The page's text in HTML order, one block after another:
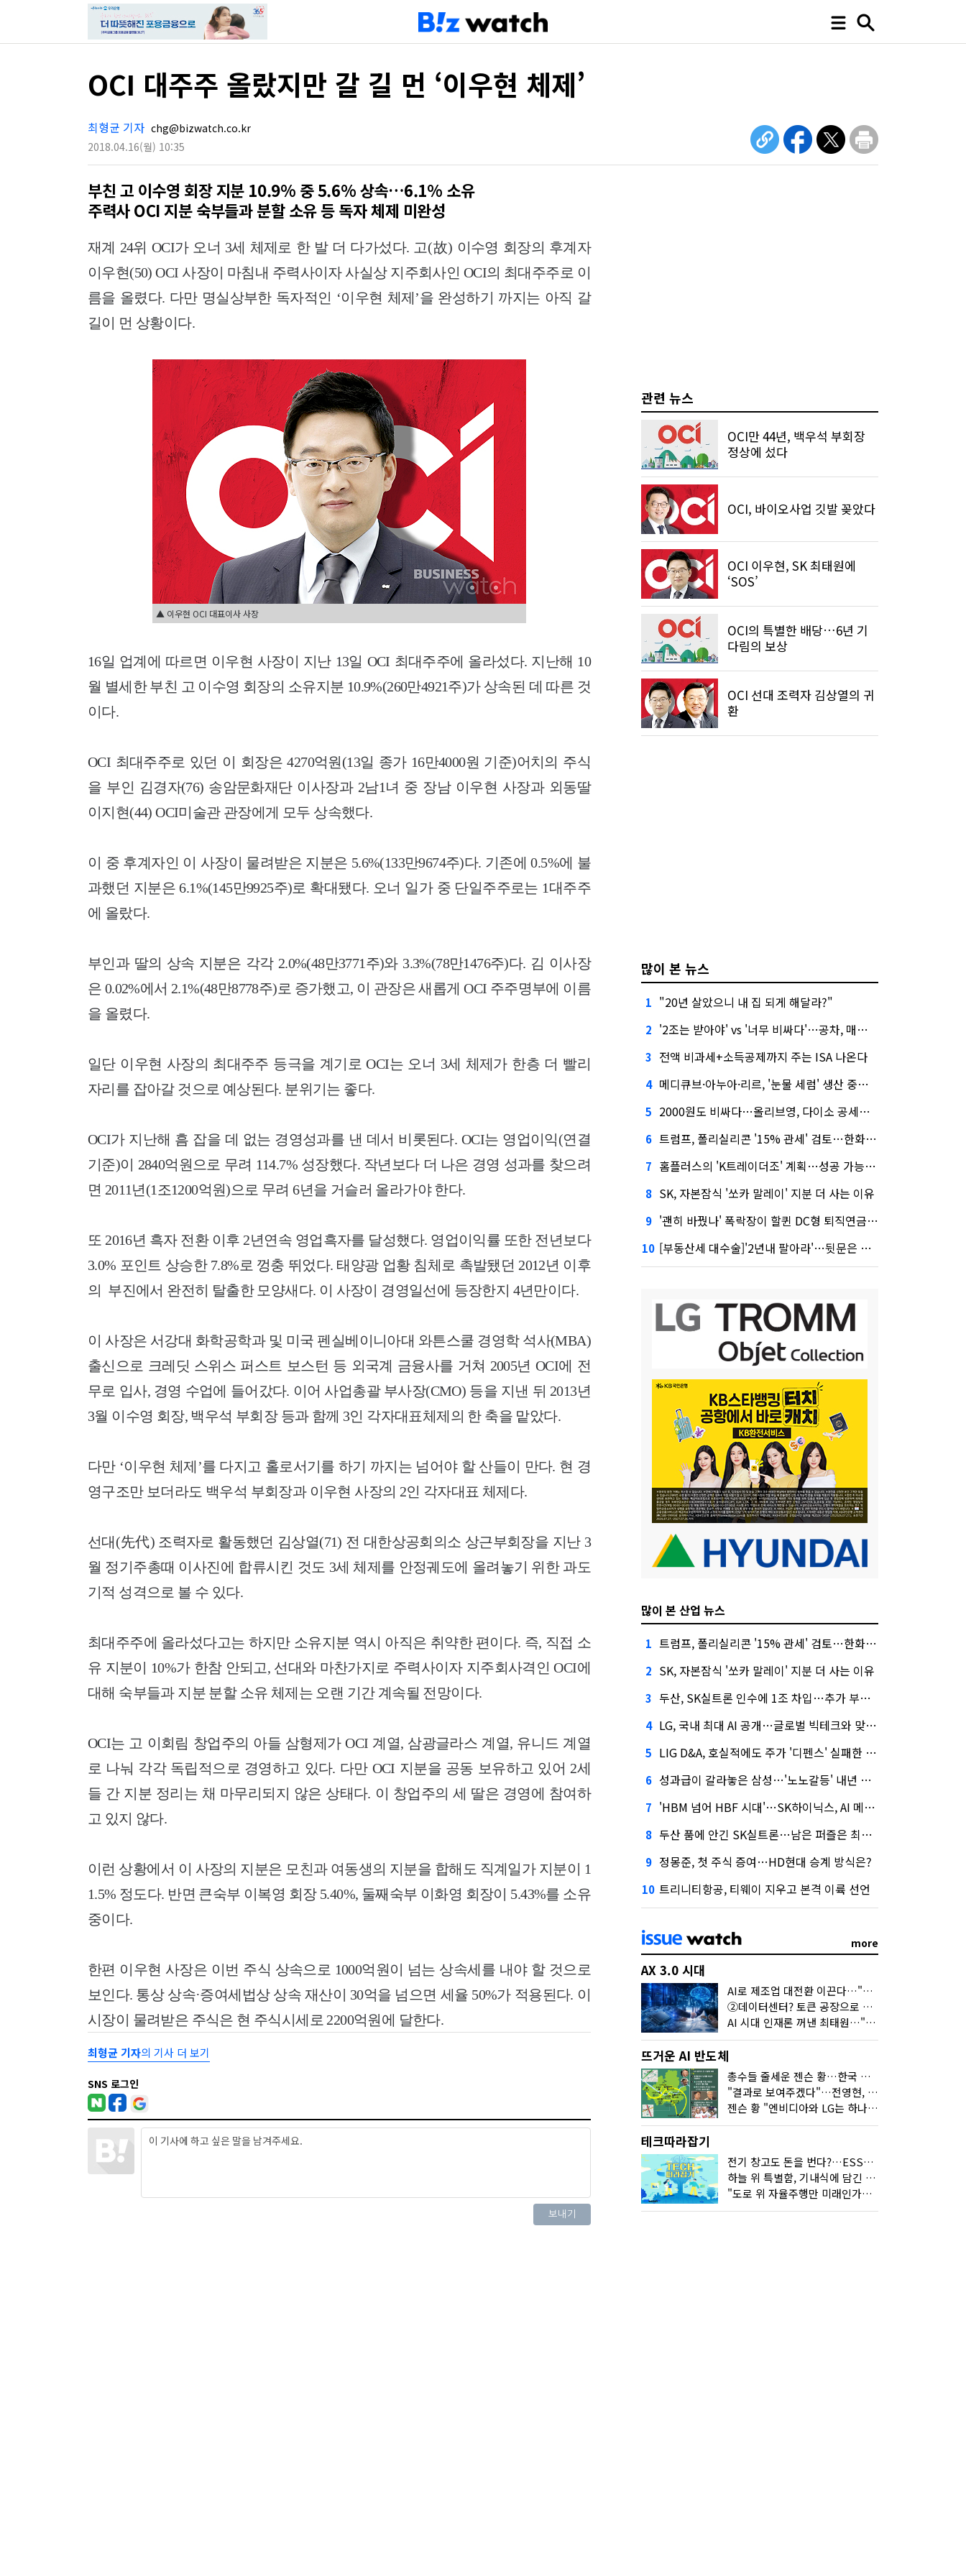
OCI 대주주 올랐지만 갈 길 먼 ‘이우현 체제’
최형균 기자 chg@bizwatch.co.kr
2018.04.16(월) 10:35
부친 고 이수영 회장 지분 10.9% 중 5.6% 상속…6.1% 소유
주력사 OCI 지분 숙부들과 분할 소유 등 독자 체제 미완성
재계 24위 OCI가 오너 3세 체제로 한 발 더 다가섰다. 고(故) 이수영 회장의 후계자
이우현(50) OCI 사장이 마침내 주력사이자 사실상 지주회사인 OCI의 최대주주로 이
름을 올렸다. 다만 명실상부한 독자적인 ‘이우현 체제’을 완성하기 까지는 아직 갈
길이 먼 상황이다.
▲ 이우현 OCI 대표이사 사장
16일 업계에 따르면 이우현 사장이 지난 13일 OCI 최대주주에 올라섰다. 지난해 10
월 별세한 부친 고 이수영 회장의 소유지분 10.9%(260만4921주)가 상속된 데 따른 것
이다.
OCI 최대주주로 있던 이 회장은 4270억원(13일 종가 16만4000원 기준)어치의 주식
을 부인 김경자(76) 송암문화재단 이사장과 2남1녀 중 장남 이우현 사장과 외동딸
이지현(44) OCI미술관 관장에게 모두 상속했다.
이 중 후계자인 이 사장이 물려받은 지분은 5.6%(133만9674주)다. 기존에 0.5%에 불
과했던 지분은 6.1%(145만9925주)로 확대됐다. 오너 일가 중 단일주주로는 1대주주
에 올랐다.
부인과 딸의 상속 지분은 각각 2.0%(48만3771주)와 3.3%(78만1476주)다. 김 이사장
은 0.02%에서 2.1%(48만8778주)로 증가했고, 이 관장은 새롭게 OCI 주주명부에 이름
을 올렸다.
일단 이우현 사장의 최대주주 등극을 계기로 OCI는 오너 3세 체제가 한층 더 빨리
자리를 잡아갈 것으로 예상된다. 분위기는 좋다.
OCI가 지난해 흠 잡을 데 없는 경영성과를 낸 데서 비롯된다. OCI는 영업이익(연결
기준)이 2840억원으로 무려 114.7% 성장했다. 작년보다 더 나은 경영 성과를 찾으려
면 2011년(1조1200억원)으로 무려 6년을 거슬러 올라가야 한다.
또 2016년 흑자 전환 이후 2년연속 영업흑자를 달성했다. 영업이익률 또한 전년보다
3.0% 포인트 상승한 7.8%로 껑충 뛰었다. 태양광 업황 침체로 촉발됐던 2012년 이후
의 부진에서 완전히 탈출한 모양새다. 이 사장이 경영일선에 등장한지 4년만이다.
이 사장은 서강대 화학공학과 및 미국 펜실베이니아대 와튼스쿨 경영학 석사(MBA)
출신으로 크레딧 스위스 퍼스트 보스턴 등 외국계 금융사를 거쳐 2005년 OCI에 전
무로 입사, 경영 수업에 들어갔다. 이어 사업총괄 부사장(CMO) 등을 지낸 뒤 2013년
3월 이수영 회장, 백우석 부회장 등과 함께 3인 각자대표체제의 한 축을 맡았다.
다만 ‘이우현 체제’를 다지고 홀로서기를 하기 까지는 넘어야 할 산들이 만다. 현 경
영구조만 보더라도 백우석 부회장과 이우현 사장의 2인 각자대표 체제다.
선대(先代) 조력자로 활동했던 김상열(71) 전 대한상공회의소 상근부회장을 지난 3
월 정기주총때 이사진에 합류시킨 것도 3세 체제를 안정궤도에 올려놓기 위한 과도
기적 성격으로 볼 수 있다.
최대주주에 올라섰다고는 하지만 소유지분 역시 아직은 취약한 편이다. 즉, 직접 소
유 지분이 10%가 한참 안되고, 선대와 마찬가지로 주력사이자 지주회사격인 OCI에
대해 숙부들과 지분 분할 소유 체제는 오랜 기간 계속될 전망이다.
OCI는 고 이회림 창업주의 아들 삼형제가 OCI 계열, 삼광글라스 계열, 유니드 계열
로 나눠 각각 독립적으로 경영하고 있다. 다만 OCI 지분을 공동 보유하고 있어 2세
들 간 지분 정리는 채 마무리되지 않은 상태다. 이 창업주의 세 딸은 경영에 참여하
고 있지 않다.
이런 상황에서 이 사장의 지분은 모친과 여동생의 지분을 합해도 직계일가 지분이 1
1.5% 정도다. 반면 큰숙부 이복영 회장 5.40%, 둘째숙부 이화영 회장이 5.43%를 소유
중이다.
한편 이우현 사장은 이번 주식 상속으로 1000억원이 넘는 상속세를 내야 할 것으로
보인다. 통상 상속·증여세법상 상속 재산이 30억을 넘으면 세율 50%가 적용된다. 이
시장이 물려받은 주식은 현 주식시세로 2200억원에 달한다.
최형균 기자의 기사 더 보기
SNS 로그인
관련 뉴스
OCI만 44년, 백우석 부회장
정상에 섰다
OCI, 바이오사업 깃발 꽂았다
OCI 이우현, SK 최태원에
‘SOS’
OCI의 특별한 배당…6년 기
다림의 보상
OCI 선대 조력자 김상열의 귀
환
많이 본 뉴스
1 "20년 살았으니 내 집 되게 해달라?"
2 '2조는 받아야' vs '너무 비싸다'…공차, 매각 성공할까
3 전액 비과세+소득공제까지 주는 ISA 나온다
4 메디큐브·아누아·리르, '눈물 세럼' 생산 중단한다
5 2000원도 비싸다…올리브영, 다이소 공세에 '가성비'로 맞불
6 트럼프, 폴리실리콘 '15% 관세' 검토…한화큐셀·OCI 영향은?
7 홈플러스의 'K트레이더조' 계획…성공 가능성은 '글쎄'
8 SK, 자본잠식 '쏘카 말레이' 지분 더 사는 이유
9 '괜히 바꿨나' 폭락장이 할퀸 DC형 퇴직연금…전문가 조언은
10 [부동산세 대수술]'2년내 팔아라'…뒷문은 열었다
많이 본 산업 뉴스
1 트럼프, 폴리실리콘 '15% 관세' 검토…한화큐셀·OCI 영향은?
2 SK, 자본잠식 '쏘카 말레이' 지분 더 사는 이유
3 두산, SK실트론 인수에 1조 차입…추가 부담은?
4 LG, 국내 최대 AI 공개…글로벌 빅테크와 맞붙는다
5 LIG D&A, 호실적에도 주가 '디펜스' 실패한 이유
6 성과급이 갈라놓은 삼성…'노노갈등' 내년 교섭 판 흔들까
7 'HBM 넘어 HBF 시대'…SK하이닉스, AI 메모리 표준 선점 나섰다
8 두산 품에 안긴 SK실트론…남은 퍼즐은 최태원 지분 29.4%
9 정몽준, 첫 주식 증여…HD현대 승계 방식은?
10 트리니티항공, 티웨이 지우고 본격 이륙 선언
more
AX 3.0 시대
AI로 제조업 대전환 이끈다…"2030년까지 민관합동 20조 투자"
②데이터센터? 토큰 공장으로 변신
AI 시대 인재론 꺼낸 최태원…"협업이 경쟁력"
뜨거운 AI 반도체
총수들 줄세운 젠슨 황…한국 산업계 새판 짰다
"결과로 보여주겠다"…전영현, 젠슨 황과 HBM5 논의
젠슨 황 "엔비디아와 LG는 하나의 거대한 팀"
테크따라잡기
전기 창고도 돈을 번다?…ESS의 '두뇌' EMO가 뭐길래
하늘 위 특별함, 기내식에 담긴 기술의 세계
"도로 위 자율주행만 미래인가요"…진흙탕서 길 내는 HD현대 AI 기술